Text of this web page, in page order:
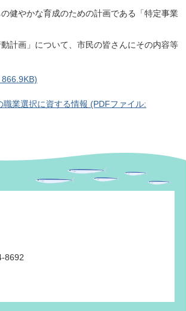
健やかな育成のための計画である「特定事業
計画」について、市民の皆さんにその内容等
業選択に資する情報 (PDFファイル:
8692